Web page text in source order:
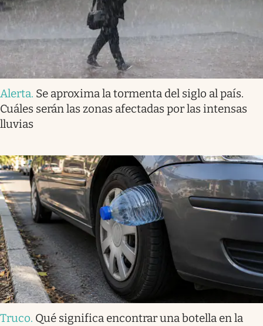
Alerta. Se aproxima la tormenta del siglo al país.
Cuáles serán las zonas afectadas por las intensas
lluvias
Truco. Qué significa encontrar una botella en la